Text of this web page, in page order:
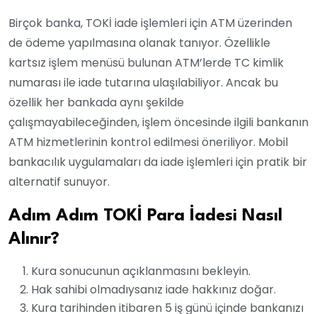
Birçok banka, TOKİ iade işlemleri için ATM üzerinden
de ödeme yapılmasına olanak tanıyor. Özellikle
kartsız işlem menüsü bulunan ATM’lerde TC kimlik
numarası ile iade tutarına ulaşılabiliyor. Ancak bu
özellik her bankada aynı şekilde
çalışmayabileceğinden, işlem öncesinde ilgili bankanın
ATM hizmetlerinin kontrol edilmesi öneriliyor. Mobil
bankacılık uygulamaları da iade işlemleri için pratik bir
alternatif sunuyor.
Adım Adım TOKİ Para İadesi Nasıl
Alınır?
Kura sonucunun açıklanmasını bekleyin.
Hak sahibi olmadıysanız iade hakkınız doğar.
Kura tarihinden itibaren 5 iş günü içinde bankanızı